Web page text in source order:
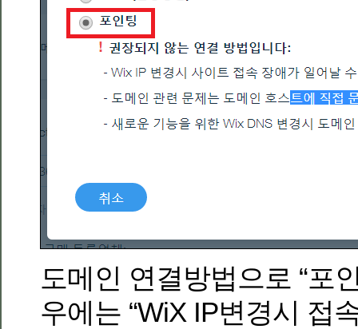
도메인 연결방법으로 “포
우에는 “WiX IP변경시 접